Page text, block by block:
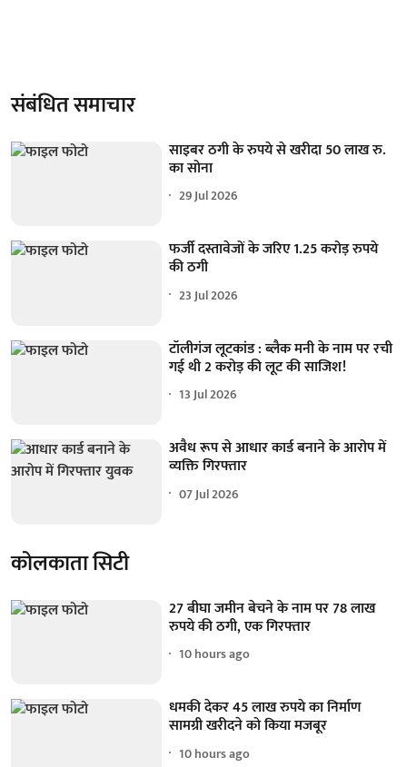
संबंधित समाचार
साइबर ठगी के रुपये से खरीदा 50 लाख रु.
का सोना
29 Jul 2026
फर्जी दस्तावेजों के जरिए 1.25 करोड़ रुपये
की ठगी
23 Jul 2026
टॉलीगंज लूटकांड : ब्लैक मनी के नाम पर रची
गई थी 2 करोड़ की लूट की साजिश!
13 Jul 2026
अवैध रूप से आधार कार्ड बनाने के आरोप में
व्यक्ति गिरफ्तार
07 Jul 2026
कोलकाता सिटी
27 बीघा जमीन बेचने के नाम पर 78 लाख
रुपये की ठगी, एक गिरफ्तार
10 hours ago
धमकी देकर 45 लाख रुपये का निर्माण
सामग्री खरीदने को किया मजबूर
10 hours ago